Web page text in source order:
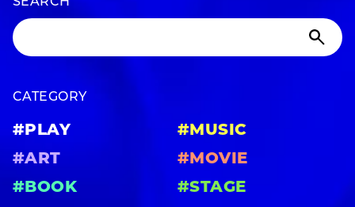
CATEGORY
#PLAY
#MUSIC
#ART
#MOVIE
#BOOK
#STAGE